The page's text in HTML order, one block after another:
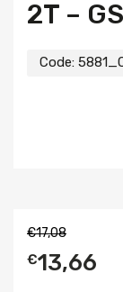
2T –
Code:
€17,08
€13,66